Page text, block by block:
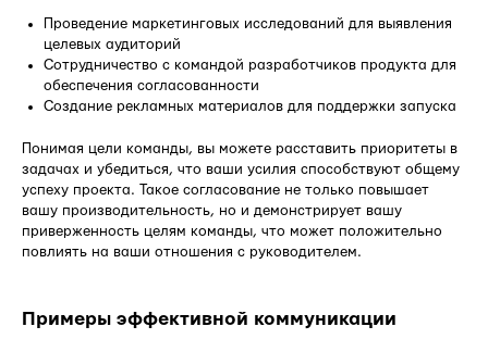
Проведение маркетинговых исследований для выявления
целевых аудиторий
Сотрудничество с командой разработчиков продукта для
обеспечения согласованности
Создание рекламных материалов для поддержки запуска
Понимая цели команды, вы можете расставить приоритеты в
задачах и убедиться, что ваши усилия способствуют общему
успеху проекта. Такое согласование не только повышает
вашу производительность, но и демонстрирует вашу
приверженность целям команды, что может положительно
повлиять на ваши отношения с руководителем.
Примеры эффективной коммуникации